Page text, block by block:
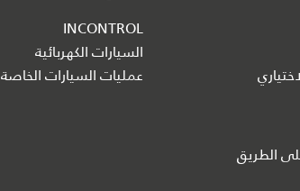
الطريق
INCONTROL
السيارات الكهربائية
عمليات السيارات الخاصة